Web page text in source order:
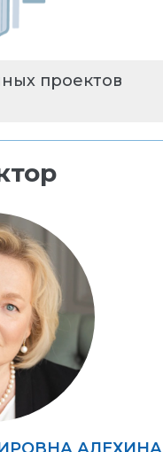
проектов